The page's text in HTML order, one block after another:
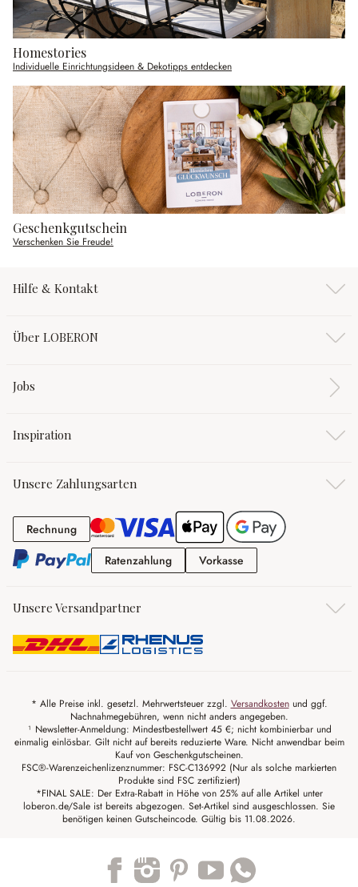
Homestories
Individuelle Einrichtungsideen & Dekotipps entdecken
Geschenkgutschein
Verschenken Sie Freude!
Hilfe & Kontakt
Über LOBERON
Jobs
Inspiration
Unsere Zahlungsarten
RechnungRechnung
RatenzahlungRatenzahlung
Vorkasse
Unsere Versandpartner
* Alle Preise inkl. gesetzl. Mehrwertsteuer zzgl. Versandkostenund ggf.
Nachnahmegebühren, wenn nicht anders angegeben.
¹ Newsletter-Anmeldung: Mindestbestellwert 45 €; nicht kombinierbar und
einmalig einlösbar. Gilt nicht auf bereits reduzierte Ware. Nicht anwendbar beim
Kauf von Geschenkgutscheinen.
FSC®-Warenzeichenlizenznummer: FSC-C136992 (Nur als solche markierten
Produkte sind FSC zertifiziert)
*FINAL SALE: Der Extra-Rabatt in Höhe von 25% auf alle Artikel unter
loberon.de/Sale ist bereits abgezogen. Set-Artikel sind ausgeschlossen. Sie
benötigen keinen Gutscheincode. Gültig bis 11.08.2026.